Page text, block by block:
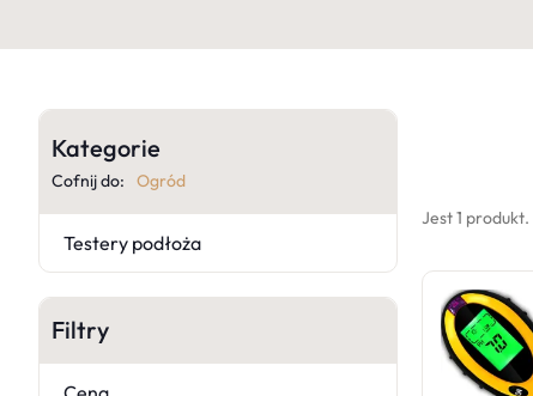
Kategorie
Cofnij do: Ogród
Testery podłoża
Filtry
Jest 1 produkt.